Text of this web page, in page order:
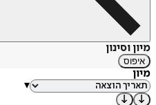
מיון וסינון
איפוס
מיון
▾